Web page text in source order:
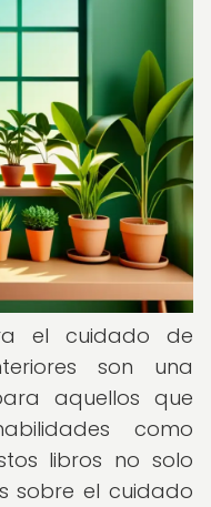
el cuidado de
son una
aquellos que
como
libros no solo
sobre el cuidado